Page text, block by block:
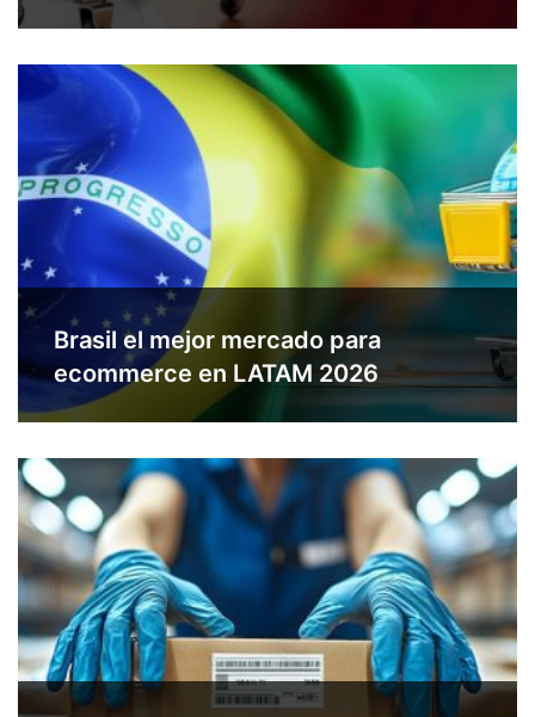
Brasil el mejor mercado para
ecommerce en LATAM 2026